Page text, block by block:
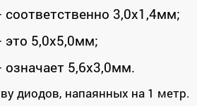
соответственно 3,0х1,4мм;
это 5,0х5,0мм;
означает 5,6х3,0мм.
диодов, напаянных на 1 метр.